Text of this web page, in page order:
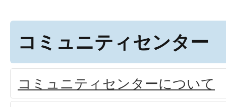
コミュニティセンター
コミュニティセンターについて